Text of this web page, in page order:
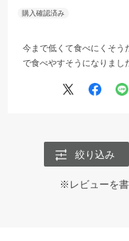
今まで低くて食べにくそう
で食べやすそうになりまし
絞り込み
※レビューを